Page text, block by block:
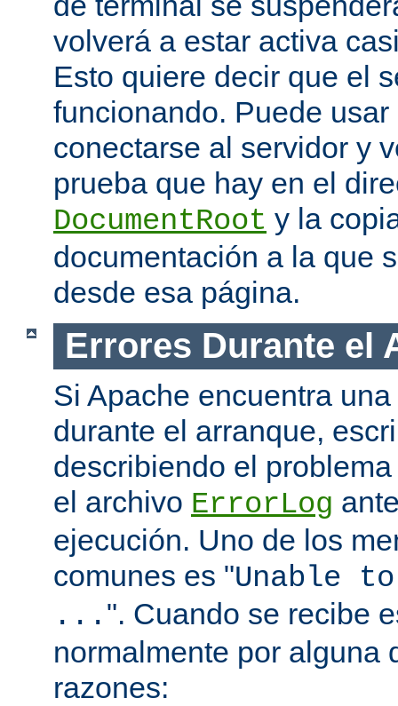
volverá a estar activa
Esto quiere decir que el
funcionando. Puede
conectarse al servidor y
prueba que hay en el
DocumentRoot y la
documentación a la que
desde esa página.
Errores Durante el
Si Apache encuentra
durante el arranque,
describiendo el
el archivo ErrorLog
ejecución. Uno de los
comunes es "Unable
... ". Cuando se recibe
normalmente por alguna
razones: